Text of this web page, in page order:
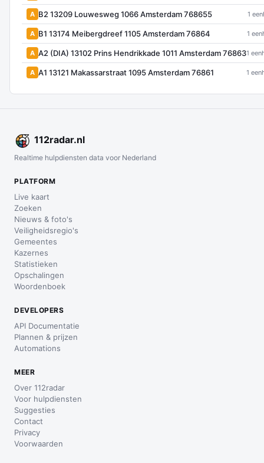
A B2 13209 Louwesweg 1066 Amsterdam 768655 1
A B1 13174 Meibergdreef 1105 Amsterdam 76864 1
A A2 (DIA) 13102 Prins Hendrikkade 1011 Amsterdam 768631
A A1 13121 Makassarstraat 1095 Amsterdam 76861 1
112radar.nl
Realtime hulpdiensten data voor Nederland
PLATFORM
Live kaart
Zoeken
Nieuws & foto's
Veiligheidsregio's
Gemeentes
Kazernes
Statistieken
Opschalingen
Woordenboek
DEVELOPERS
API Documentatie
Plannen & prijzen
Automations
MEER
Over 112radar
Voor hulpdiensten
Suggesties
Contact
Privacy
Voorwaarden